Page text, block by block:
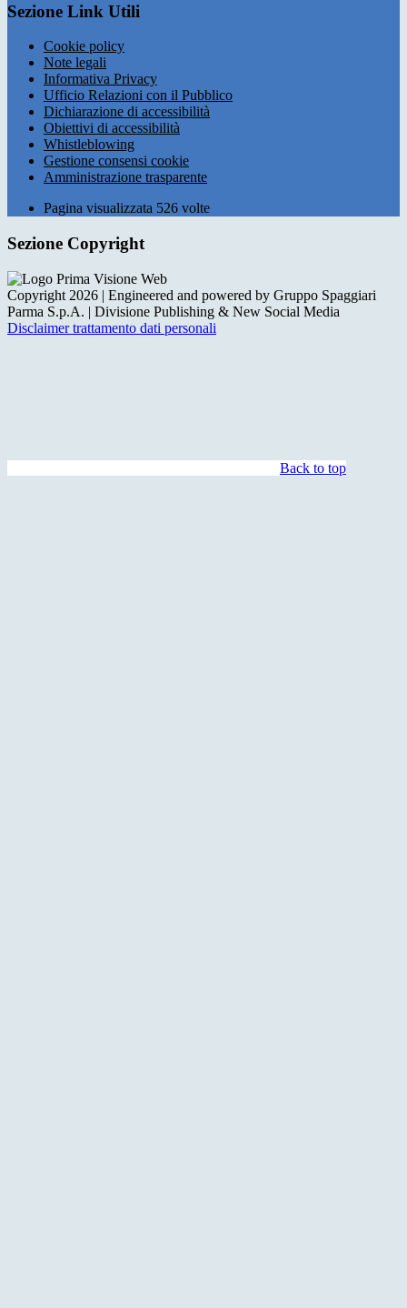
Sezione Link Utili
Cookie policy
Note legali
Informativa Privacy
Ufficio Relazioni con il Pubblico
Dichiarazione di accessibilità
Obiettivi di accessibilità
Whistleblowing
Gestione consensi cookie
Amministrazione trasparente
Pagina visualizzata 526 volte
Sezione Copyright
Copyright 2026 | Engineered and powered by Gruppo Spaggiari
Parma S.p.A. | Divisione Publishing & New Social Media
Disclaimer trattamento dati personali
Back to top